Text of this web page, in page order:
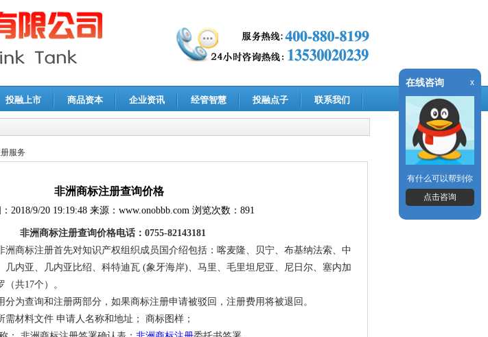
投融上市 商品资本 企业资讯 经管智慧 投融点子 联系我们
服务
非洲商标注册查询价格
2018/9/20 19:19:48 来源： www.onobbb.com 浏览次数：891
非洲商标注册查询价格电话：0755-82143181
洲商标注册首先对知识产权组织成员国介绍包括：喀麦隆、贝宁、布基纳法索、中
几内亚、几内亚比绍、科特迪瓦 (象牙海岸)、马里、毛里坦尼亚、尼日尔、塞内加
共17个）。
为查询和注册两部分，如果商标注册申请被驳回，注册费用将被退回。
材料文件 申请人名称和地址； 商标图样；
在线咨询 x
有什么可以帮到你
点击咨询